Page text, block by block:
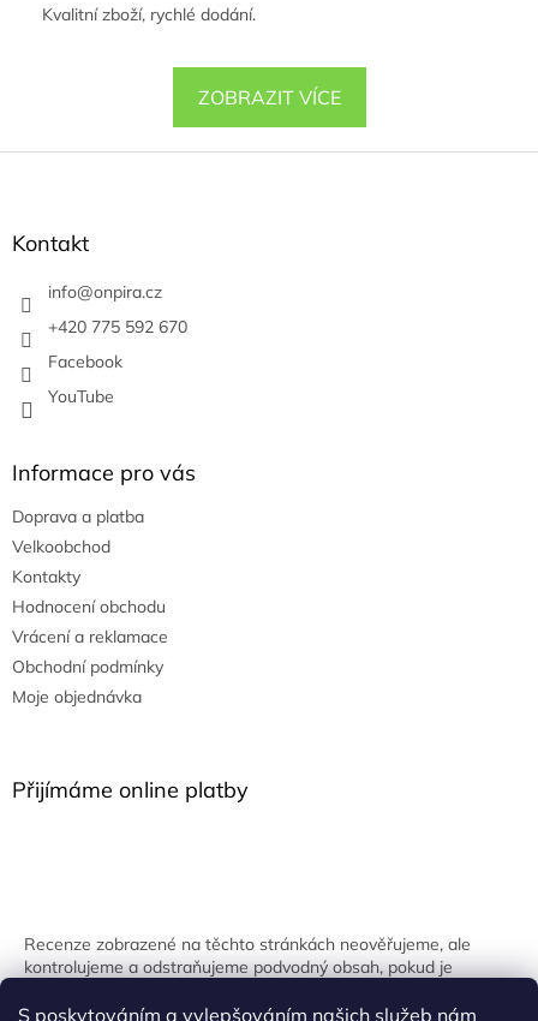
S poskytováním a vylepšováním našich služeb nám
Kvalitní zboží, rychlé dodání.
ZOBRAZIT VÍCE
Z
Kontakt
info@onpira.cz
+420 775 592 670
Facebook
YouTube
Informace pro vás
Doprava a platba
Velkoobchod
Kontakty
Hodnocení obchodu
Vrácení a reklamace
Obchodní podmínky
Moje objednávka
Přijímáme online platby
Recenze zobrazené na těchto stránkách neověřujeme, ale
kontrolujeme a odstraňujeme podvodný obsah, pokud je